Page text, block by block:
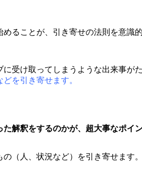
ることが、引き寄せの法則を意識
受け取ってしまうような出来事が
を引き寄せます。
解釈をするのかが、超大事なポイ
（人、状況など）を引き寄せます。